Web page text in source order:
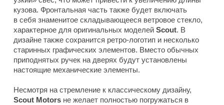
кузова. Фронтальная часть также будет включать
в себя знаменитое складывающееся ветровое стекло,
характерное для оригинальных моделей Scout. В
дизайне также сохранится ретро-логотип и несколько
старинных графических элементов. Вместо обычных
приподнятых ручек на дверях будут установлены
настоящие механические элементы.
Несмотря на стремление к классическому дизайну,
Scout Motors не желает полностью погружаться в